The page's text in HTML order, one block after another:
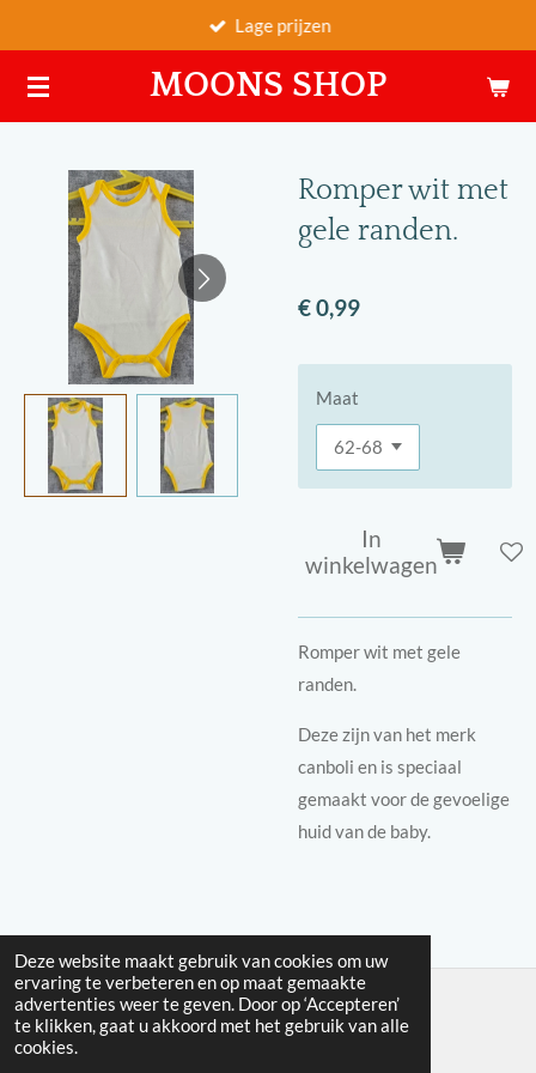
Deze website maakt gebruik van cookies om uw
ervaring te verbeteren en op maat gemaakte
advertenties weer te geven. Door op ‘Accepteren’
te klikken, gaat u akkoord met het gebruik van alle
cookies.
naar
de
MOONS SHOP
Lage prijzen
Romper wit met
gele randen.
€ 0,99
Maat
In
winkelwagen
Romper wit met gele
randen.
Deze zijn van het merk
canboli en is speciaal
gemaakt voor de gevoelige
huid van de baby.
© 2025 - 2026 moons shop